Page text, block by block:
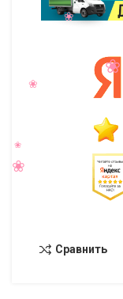
Сравнить